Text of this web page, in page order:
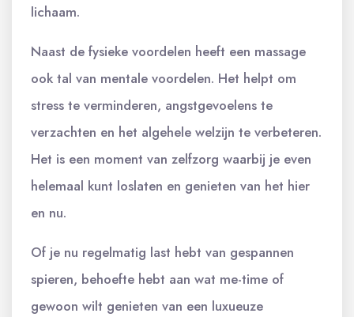
lichaam.
Naast de fysieke voordelen heeft een massage
ook tal van mentale voordelen. Het helpt om
stress te verminderen, angstgevoelens te
verzachten en het algehele welzijn te verbeteren.
Het is een moment van zelfzorg waarbij je even
helemaal kunt loslaten en genieten van het hier
en nu.
Of je nu regelmatig last hebt van gespannen
spieren, behoefte hebt aan wat me-time of
gewoon wilt genieten van een luxueuze